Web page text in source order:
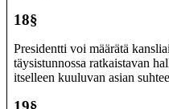
18§
Presidentti voi määrätä
täysistunnossa ratkaistavan
itselleen kuuluvan asian